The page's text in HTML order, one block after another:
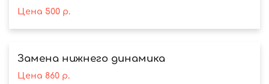
Цена 500р.
Замена нижнего динамика
Цена 860р.